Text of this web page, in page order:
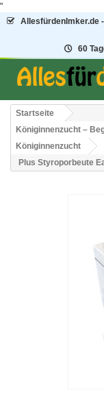
"
AllesfürdenImker.de
60
Startseite
Königinnenzucht –
Königinnenzucht
Plus Styroporbeute